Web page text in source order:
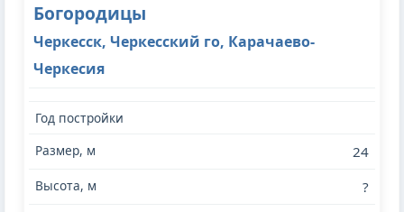
Богородицы
Черкесск, Черкесский го, Карачаево-
Черкесия
24
?